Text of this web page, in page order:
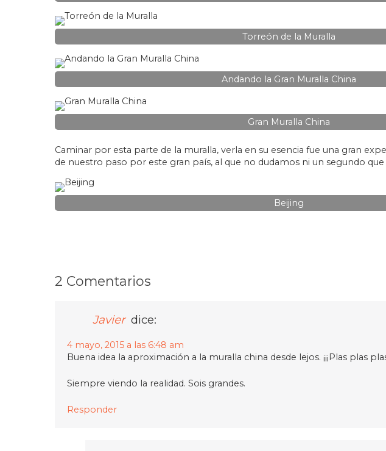
Torreón de la Muralla
Andando la Gran Muralla China
Gran Muralla China
Caminar por esta parte de la muralla, verla en su esencia fue una gran
de nuestro paso por este gran país, al que no dudamos ni un segundo
Beijing
2 Comentarios
Javier dice:
4 mayo, 2015 a las 6:48 am
Buena idea la aproximación a la muralla china desde lejos. ¡¡¡Plas plas
Siempre viendo la realidad. Sois grandes.
Responder